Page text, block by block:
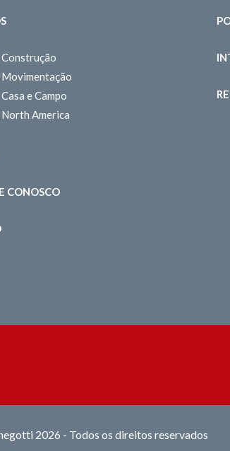
e Campo
America
CONOSCO
2026 - Todos os direitos reservados